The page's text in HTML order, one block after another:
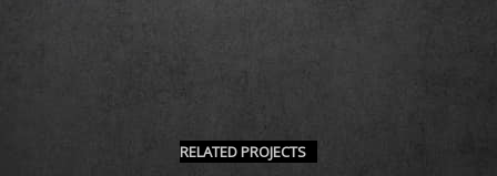
RELATED PROJECTS